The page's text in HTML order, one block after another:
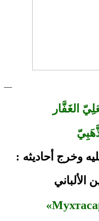
—
الغَفَّار
وخرج أحاديثه :
الألباني